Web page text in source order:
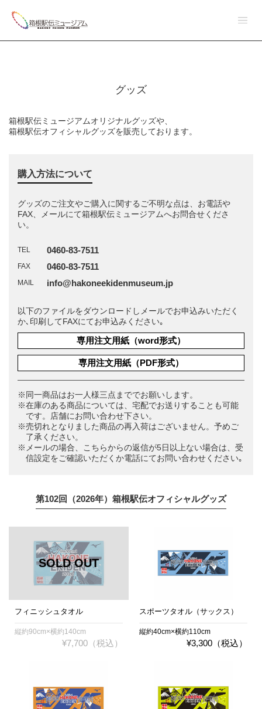
グッズ
箱根駅伝ミュージアムオリジナルグッズや、
箱根駅伝オフィシャルグッズを販売しております。
購入方法について
グッズのご注文やご購入に関するご不明な点は、お電話や
FAX、メールにて箱根駅伝ミュージアムへお問合せくださ
い。
TEL 0460-83-7511
FAX 0460-83-7511
MAIL info@hakoneekidenmuseum.jp
以下のファイルをダウンロードしメールでお申込みいただく
か､印刷してFAXにてお申込みください｡
専用注文用紙（word形式）
専用注文用紙（PDF形式）
※同一商品はお一人様三点まででお願いします。
※在庫のある商品については、宅配でお送りすることも可能
です。店舗にお問い合わせ下さい。
※売切れとなりました商品の再入荷はございません。予めご
了承ください。
※メールの場合、こちらからの返信が5日以上ない場合は、受
信設定をご確認いただくか電話にてお問い合わせください｡
第102回（2026年）箱根駅伝オフィシャルグッズ
フィニッシュタオル
縦約90cm×横約140cm
¥7,700（税込）
スポーツタオル（サックス）
縦約40cm×横約110cm
¥3,300（税込）